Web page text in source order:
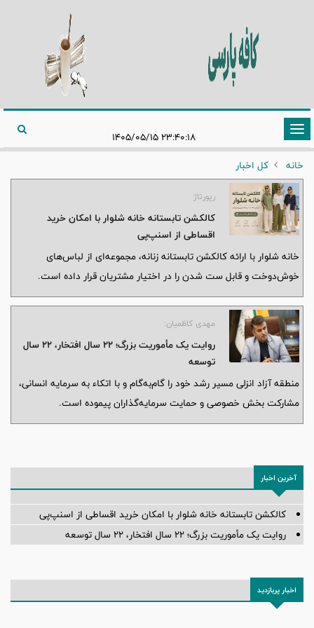
تغییر
وضعیت
ناوبری
خانه
کل اخبار
رپورتاژ
کالکشن تابستانه خانه شلوار با امکان خرید
اقساطی از اسنپ‌پی
خانه شلوار با ارائه کالکشن تابستانه زنانه، مجموعه‌ای از لباس‌های
خوش‌دوخت و قابل ست شدن را در اختیار مشتریان قرار داده است.
مهدی کاظمیان:
روایت یک مأموریت بزرگ؛ ۲۲ سال افتخار، ۲۲ سال
توسعه
منطقه آزاد انزلی مسیر رشد خود را گام‌به‌گام و با اتکاء به سرمایه انسانی،
مشارکت بخش خصوصی و حمایت سرمایه‌گذاران پیموده است.
آخرین اخبار
کالکشن تابستانه خانه شلوار با امکان خرید اقساطی از اسنپ‌پی
روایت یک مأموریت بزرگ؛ ۲۲ سال افتخار، ۲۲ سال توسعه
اخبار پربازدید